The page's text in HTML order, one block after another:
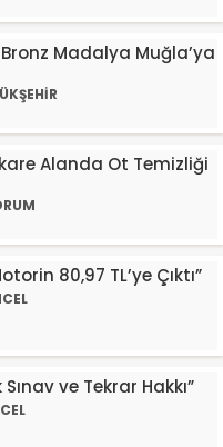
Madalya Muğla’ya
Alanda Ot Temizliği
80,97 TL’ye Çıktı”
ve Tekrar Hakkı”